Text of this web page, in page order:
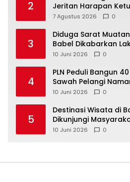
2
Jeritan Harapan
Tengah untuk PLN
7 Agustus 2026 0
3
‎Diduga Sarat
Babel Dikabarkan
10 Juni 2026 0
4
‎PLN Peduli Bangun
Sawah Pelangi
10 Juni 2026 0
5
‎Destinasi Wisata di
Dikunjungi
Akhir Pekan
10 Juni 2026 0